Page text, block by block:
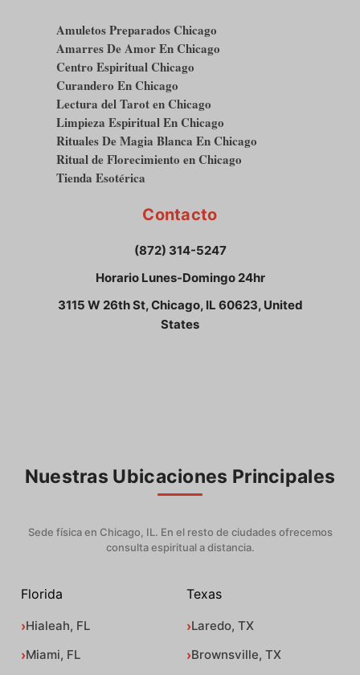
Amuletos Preparados Chicago
Amarres De Amor En Chicago
Centro Espiritual Chicago
Curandero En Chicago
Lectura del Tarot en Chicago
Limpieza Espiritual En Chicago
Rituales De Magia Blanca En Chicago
Ritual de Florecimiento en Chicago
Tienda Esotérica
Contacto
(872) 314-5247
Horario Lunes-Domingo 24hr
3115 W 26th St, Chicago, IL 60623, United
States
Nuestras Ubicaciones Principales
Sede física en Chicago, IL. En el resto de ciudades ofrecemos
consulta espiritual a distancia.
Florida
Hialeah, FL
Miami, FL
Texas
Laredo, TX
Brownsville, TX